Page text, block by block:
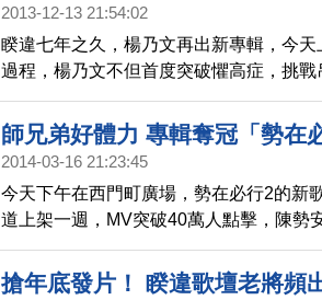
2013-12-13 21:54:02
睽違七年之久，楊乃文再出新專輯，今
過程，楊乃文不但首度突破懼高症，挑
的她，還宣告，要開第一場簽唱會 。
師兄弟好體力 專輯奪冠「勢在
2014-03-16 21:23:45
今天下午在西門町廣場，勢在必行2的新
道上架一週，MV突破40萬人點擊，陳勢
輯簽唱會，吸引上百粉絲到場，歌迷們
了多張專輯等著簽名。
搶年底發片！ 睽違歌壇老將頻